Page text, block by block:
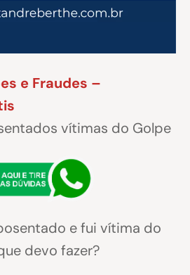
e Fraudes –
vítimas do Golpe
e fui vítima do
devo fazer?